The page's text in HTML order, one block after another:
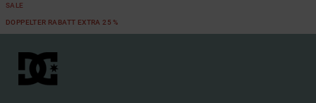
SALE
DOPPELTER RABATT EXTRA 25 %